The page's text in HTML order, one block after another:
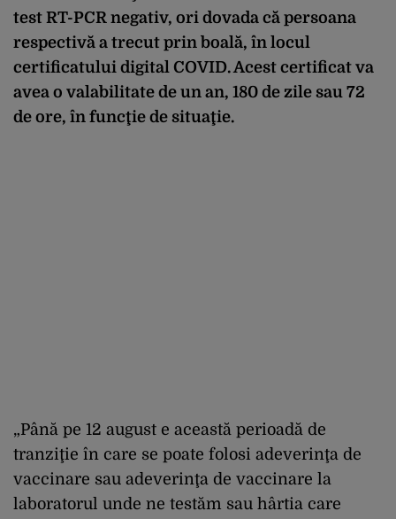
test RT-PCR negativ, ori dovada că persoana
respectivă a trecut prin boală, în locul
certificatului digital COVID. Acest certificat va
avea o valabilitate de un an, 180 de zile sau 72
de ore, în funcţie de situaţie.
„Până pe 12 august e această perioadă de
tranziţie în care se poate folosi adeverinţa de
vaccinare sau adeverinţa de vaccinare la
laboratorul unde ne testăm sau hârtia care